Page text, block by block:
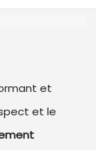
et
et le